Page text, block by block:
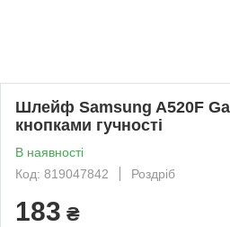
Шлейф Samsung A520F
кнопками гучності
В наявності
Код: 819047842
Роздріб
183 ₴